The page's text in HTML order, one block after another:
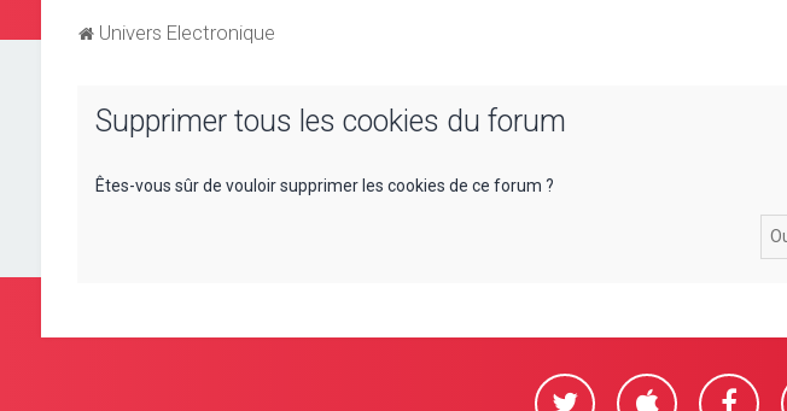
Univers Electronique
Supprimer tous les cookies du forum
Êtes-vous sûr de vouloir supprimer les cookies de ce forum ?